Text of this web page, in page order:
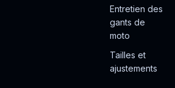
Entretien des
gants de
moto
Tailles et
ajustements